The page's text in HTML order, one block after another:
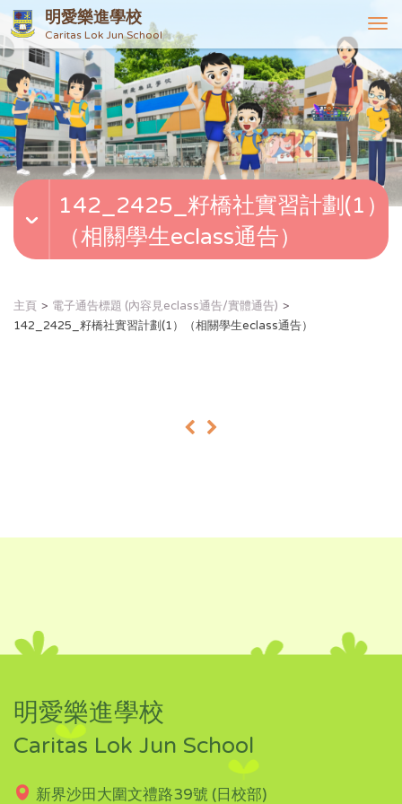
明愛樂進學校
Caritas Lok Jun School
T
o
g
g
l
e
n
v
142_2425_籽橋社實習計劃(1）
（相關學生eclass通告）
主頁
電子通告標題 (內容見eclass通告/實體通告)
142_2425_籽橋社實習計劃(1）（相關學生eclass通告）
« »
明愛樂進學校
Caritas Lok Jun School
新界沙田大圍文禮路39號 (日校部)